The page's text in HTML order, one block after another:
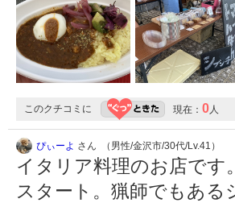
このクチコミに 現在： 0人
ぴぃーよ さん （男性/金沢市/30代/Lv.41）
イタリア料理のお店です
スタート。猟師でもあ